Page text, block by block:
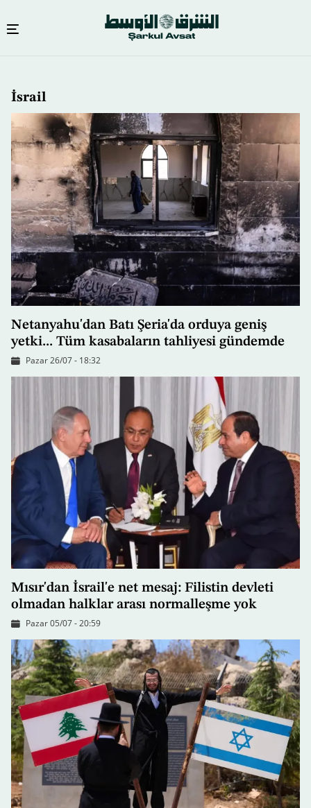
atlaİsrail
Netanyahu'dan Batı Şeria'da orduya geniş
yetki... Tüm kasabaların tahliyesi gündemde
Pazar 26/07 - 18:32
Mısır'dan İsrail'e net mesaj: Filistin devleti
olmadan halklar arası normalleşme yok
Pazar 05/07 - 20:59